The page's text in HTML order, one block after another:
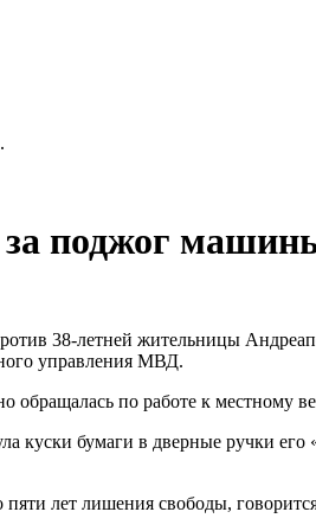
поджог
38-летней жительницы
управления МВД.
по работе к местному
куски бумаги в дверные ручки
лет лишения свободы,